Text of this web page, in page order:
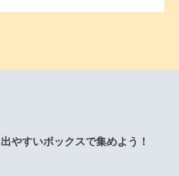
やすいボックスで集めよう！